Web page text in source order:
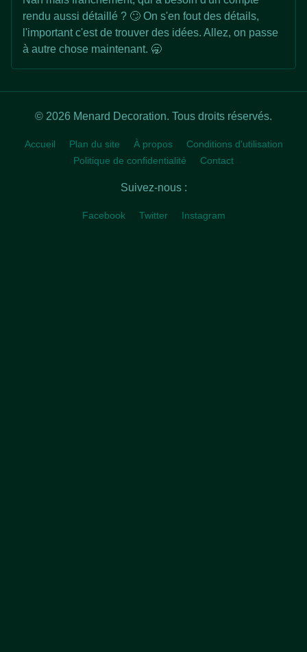
rendu aussi détaillé ? 🙄 On s'en fout des détails,
l'important c'est de trouver des idées. Allez, on passe
à autre chose maintenant. 🥱
© 2026 Menard Decoration. Tous droits réservés.
Accueil Plan du site À propos
Conditions d'utilisation
Politique de confidentialité
Contact
Suivez-nous :
Facebook Twitter Instagram